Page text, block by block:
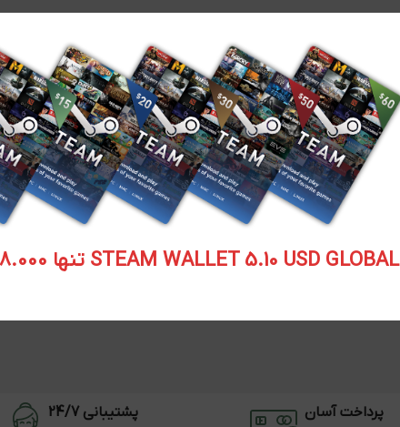
STEAM WALLET 5.10 USD GLOBAL تنها 288.000 تومان تحویل آنی
پرداخت آسان پشتیبانی 24/7